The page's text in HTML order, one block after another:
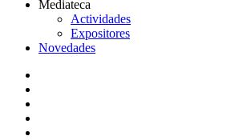
Mediateca
Actividades
Expositores
Novedades